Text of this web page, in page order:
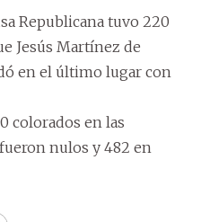
Republicana tuvo 220
Jesús Martínez de
en el último lugar con
colorados en las
nulos y 482 en